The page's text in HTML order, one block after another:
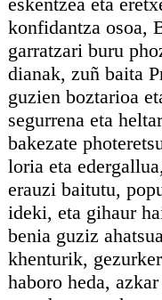
konfidantza osoa,
garratzari buru
dianak, zuñ baita
guzien boztarioa
segurrena eta
bakezate
loria eta
erauzi baitutu,
ideki, eta gihaur
benia guziz
khenturik,
haboro heda,